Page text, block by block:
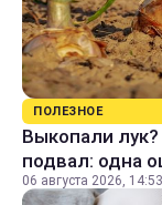
ПОЛЕЗНОЕ
Выкопали
подвал: одна
06 августа 2026, 14:53